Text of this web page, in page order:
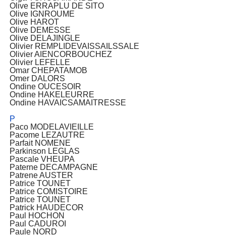
Olive ERRAPLU DE SITO
Olive IGNROUME
Olive HAROT
Olive DEMESSE
Olive DELAJINGLE
Olivier REMPLIDEVAISSAILSSALE
Olivier AIENCORBOUCHEZ
Olivier LEFELLE
Omar CHEPATAMOB
Omer DALORS
Ondine OUCESOIR
Ondine HAKELEURRE
Ondine HAVAICSAMAITRESSE
P
Paco MODELAVIEILLE
Pacome LEZAUTRE
Parfait NOMENE
Parkinson LEGLAS
Pascale VHEUPA
Paterne DECAMPAGNE
Patrene AUSTER
Patrice TOUNET
Patrice COMISTOIRE
Patrice TOUNET
Patrick HAUDECOR
Paul HOCHON
Paul CADUROI
Paule NORD